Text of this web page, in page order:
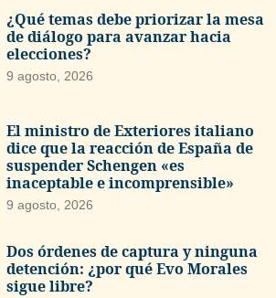
¿Qué temas debe priorizar la mesa
de diálogo para avanzar hacia
elecciones?
9 agosto, 2026
El ministro de Exteriores italiano
dice que la reacción de España de
suspender Schengen «es
inaceptable e incomprensible»
9 agosto, 2026
Dos órdenes de captura y ninguna
detención: ¿por qué Evo Morales
sigue libre?